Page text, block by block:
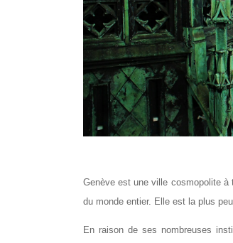
Genève est une ville cosmopolite
du monde entier. Elle est la plus
En raison de ses nombreuses